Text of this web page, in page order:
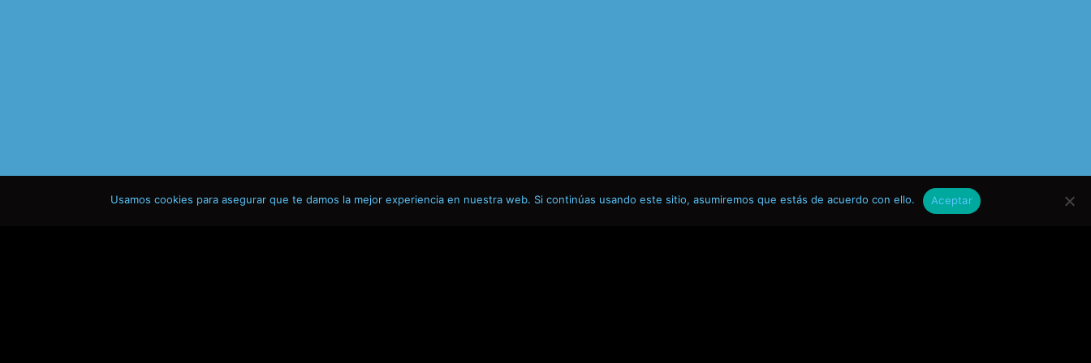
Usamos cookies para asegurar que te damos la mejor experiencia en nuestra web. Si continúas usando este sitio, asumiremos que estás de acuerdo con ello. Aceptar